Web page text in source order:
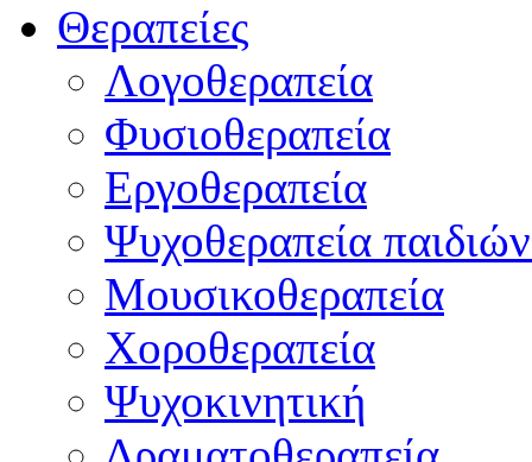
Θεραπείες
Λογοθεραπεία
Φυσιοθεραπεία
Εργοθεραπεία
Ψυχοθεραπεία
Μουσικοθεραπεία
Χοροθεραπεία
Ψυχοκινητική